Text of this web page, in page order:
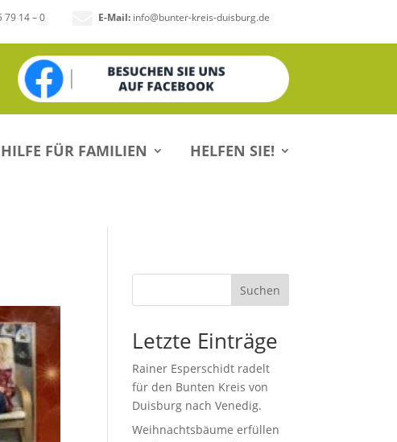
79 14 – 0 E-Mail: info@bunter-kreis-duisburg.de
HILFE FÜR FAMILIEN HELFEN SIE!
Suchen
Letzte Einträge
Rainer Esperschidt radelt
für den Bunten Kreis von
Duisburg nach Venedig.
Weihnachtsbäume erfüllen